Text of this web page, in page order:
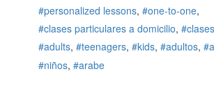
personalized lessons
one-to-one
clases particulares a domicilio
adults
teenagers kids adultos
niños
arabe